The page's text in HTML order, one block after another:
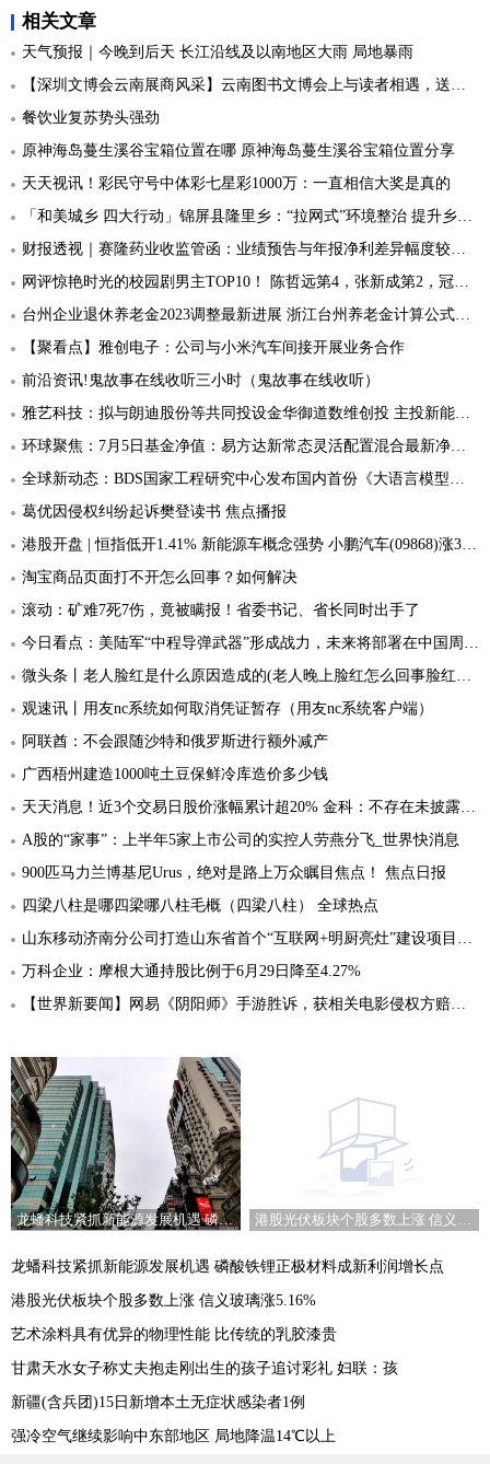
相关文章
天气预报｜今晚到后天 长江沿线及以南地区大雨 局地暴雨
【深圳文博会云南展商风采】云南图书文博会上与读者相遇，送出“限定”文创惊喜
餐饮业复苏势头强劲
原神海岛蔓生溪谷宝箱位置在哪 原神海岛蔓生溪谷宝箱位置分享
天天视讯！彩民守号中体彩七星彩1000万：一直相信大奖是真的
「和美城乡 四大行动」锦屏县隆里乡：“拉网式”环境整治 提升乡村颜值
财报透视｜赛隆药业收监管函：业绩预告与年报净利差异幅度较大且未及时修正-全球热讯
网评惊艳时光的校园剧男主TOP10！ 陈哲远第4，张新成第2，冠军根本小说走出来
台州企业退休养老金2023调整最新进展 浙江台州养老金计算公式及方法一览
【聚看点】雅创电子：公司与小米汽车间接开展业务合作
前沿资讯!鬼故事在线收听三小时（鬼故事在线收听）
雅艺科技：拟与朗迪股份等共同投设金华御道数维创投 主投新能源产业未上市企业 世界新动态
环球聚焦：7月5日基金净值：易方达新常态灵活配置混合最新净值0.581，跌1.02%
全球新动态：BDS国家工程研究中心发布国内首份《大语言模型提示注入攻击安全风险分析报告》
葛优因侵权纠纷起诉樊登读书 焦点播报
港股开盘 | 恒指低开1.41% 新能源车概念强势 小鹏汽车(09868)涨3.45% 部分银行股走低-时快讯
淘宝商品页面打不开怎么回事？如何解决
滚动：矿难7死7伤，竟被瞒报！省委书记、省长同时出手了
今日看点：美陆军“中程导弹武器”形成战力，未来将部署在中国周边？
微头条丨老人脸红是什么原因造成的(老人晚上脸红怎么回事脸红发热是怎么回事警惕老人脸红)
观速讯丨用友nc系统如何取消凭证暂存（用友nc系统客户端）
阿联酋：不会跟随沙特和俄罗斯进行额外减产
广西梧州建造1000吨土豆保鲜冷库造价多少钱
天天消息！近3个交易日股价涨幅累计超20% 金科：不存在未披露重大事项
A股的“家事”：上半年5家上市公司的实控人劳燕分飞_世界快消息
900匹马力兰博基尼Urus，绝对是路上万众瞩目焦点！ 焦点日报
四梁八柱是哪四梁哪八柱毛概（四梁八柱） 全球热点
山东移动济南分公司打造山东省首个“互联网+明厨亮灶”建设项目_天天速读
万科企业：摩根大通持股比例于6月29日降至4.27%
【世界新要闻】网易《阴阳师》手游胜诉，获相关电影侵权方赔偿30万元
龙蟠科技紧抓新能源发展机遇 磷酸铁锂正极材料成新利润增长点
龙蟠科技紧抓新能源发展机遇 磷酸铁锂正极材料成新利润增长点
港股光伏板块个股多数上涨 信义玻璃涨5.16%
艺术涂料具有优异的物理性能 比传统的乳胶漆贵
甘肃天水女子称丈夫抱走刚出生的孩子追讨彩礼 妇联：孩
新疆(含兵团)15日新增本土无症状感染者1例
强冷空气继续影响中东部地区 局地降温14℃以上